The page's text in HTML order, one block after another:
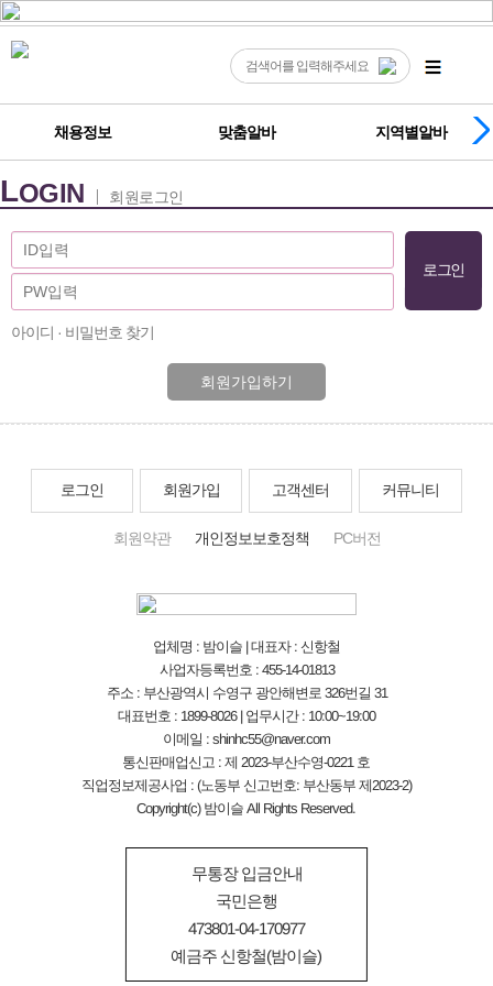
채용정보 맞춤알바 지역별알바
LOGIN 회원로그인
아이디 · 비밀번호 찾기
회원가입하기
로그인 회원가입 고객센터 커뮤니티
회원약관 개인정보보호정책 PC버전
업체명 : 밤이슬 | 대표자 : 신항철
사업자등록번호 : 455-14-01813
주소 : 부산광역시 수영구 광안해변로 326번길 31
대표번호 : 1899-8026 | 업무시간 : 10:00~19:00
이메일 : shinhc55@naver.com
통신판매업신고 : 제 2023-부산수영-0221 호
직업정보제공사업 : (노동부 신고번호: 부산동부 제2023-2)
Copyright(c) 밤이슬 All Rights Reserved.
무통장 입금안내
국민은행
473801-04-170977
예금주 신항철(밤이슬)